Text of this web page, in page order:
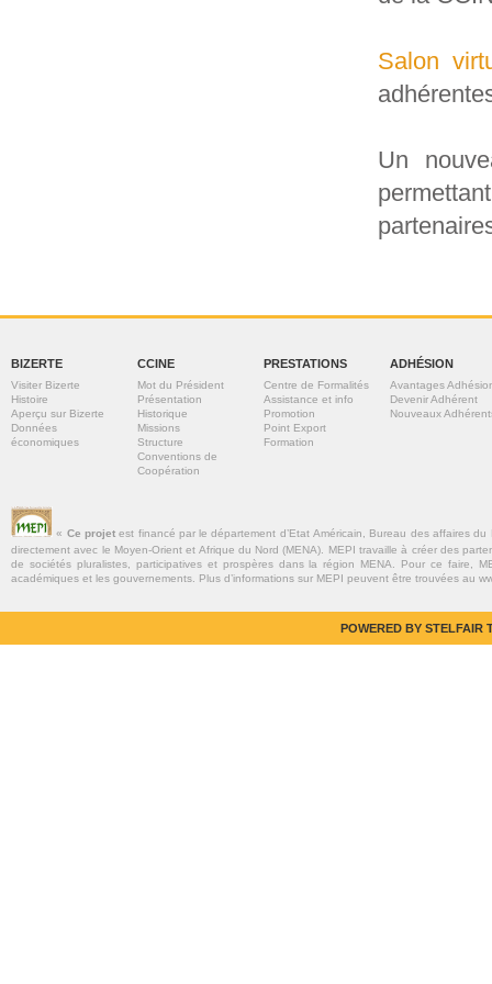
Salon
Un
BIZERTE
Visiter Bizerte
Histoire
Aperçu sur Bizerte
Données
économiques
CCINE
Mot du Président
Présentation
Historique
Missions
Structure
Conventions de
Coopération
PRESTATIONS
Centre de Formalités
Assistance et info
Promotion
Point Export
Formation
ADHÉSION
Avantages
Devenir Adhérent
Nouveaux
« Ce projetest financé par le département d’Etat Américain, Bureau des affaires
directement avec le Moyen-Orient et Afrique du Nord (MENA). MEPI travaille à créer des
de sociétés pluralistes, participatives et prospères dans la région MENA. Pour ce faire,
académiques et les gouvernements. Plus d’informations sur MEPI peuvent être trouvées au
POWERED BY STELFAIR